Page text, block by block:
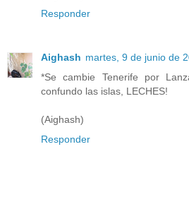
Responder
Aighash martes, 9 de junio de
*Se cambie Tenerife por
confundo las islas, LECHES!
(Aighash)
Responder